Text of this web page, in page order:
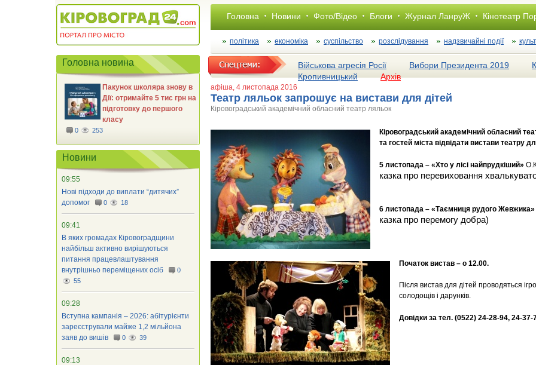
Головна Новини Фото/Відео Блоги Журнал ЛанруЖ Кінотеатр
політика економіка суспільство розслiдування надзвичайні події
Військова агресія Росії Вибори Президента 2019
Кропивницький
Архів
афіша, 4 листопада 2016
Театр ляльок запрошує на вистави для дітей
Кіровоградський академічний обласний театр ляльок
Кіровоградський академічний обласний
та гостей міста відвідати вистави театру
5 листопада – «Хто у лісі найпрудкіший»
казка про перевиховання
6 листопада – «Таємниця рудого Жевжика»
казка про перемогу добра)
Початок вистав – о 12.00.
Після вистав для дітей проводяться
солодощів і дарунків.
Довідки за тел. (0522) 24-28-94, 24-
Головна новина
Пакунок школяра знову в
Дії: отримайте 5 тис грн на
підготовку до першого
класу
0 253
Новини
09:55
Нові підходи до виплати “дитячих”
допомог
0 18
09:41
В яких громадах Кіровоградщини
найбільш активно вирішуються
питання працевлаштування
внутрішньо переміщених осіб
0
55
09:28
Вступна кампанія – 2026: абітурієнти
зареєстрували майже 1,2 мільйона
заяв до вишів
0 39
09:13